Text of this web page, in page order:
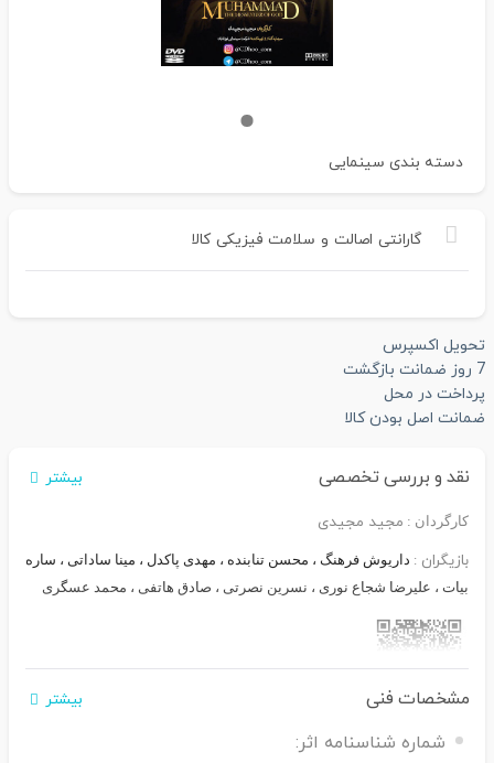
دسته بندی سینمایی
گارانتی اصالت و سلامت فیزیکی کالا
تحویل اکسپرس
7 روز ضمانت بازگشت
پرداخت در محل
ضمانت اصل بودن کالا
نقد و بررسی تخصصی بیشتر
کارگردان : مجید مجیدی
بازیگران : داریوش فرهنگ ، محسن تنابنده ، مهدی پاکدل ، مینا ساداتی ، ساره
بیات ، علیرضا شجاع نوری ، نسرین نصرتی ، صادق هاتفی ، محمد عسگری
فقط کافی است نام محصولرا به سامانه
مشخصات فنی بیشتر
شماره شناسنامه اثر: